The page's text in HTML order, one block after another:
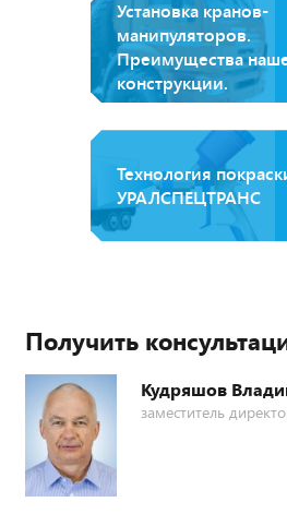
Установка кранов-
манипуляторов.
Преимущества
конструкции.
Технология
УРАЛСПЕЦТРАНС
Получить
Кудряшов
заместитель